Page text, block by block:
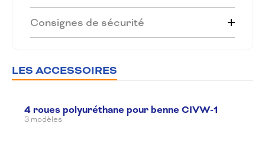
Consignes de sécurité
LES ACCESSOIRES
4 roues polyuréthane pour benne CIVW-1
3 modèles